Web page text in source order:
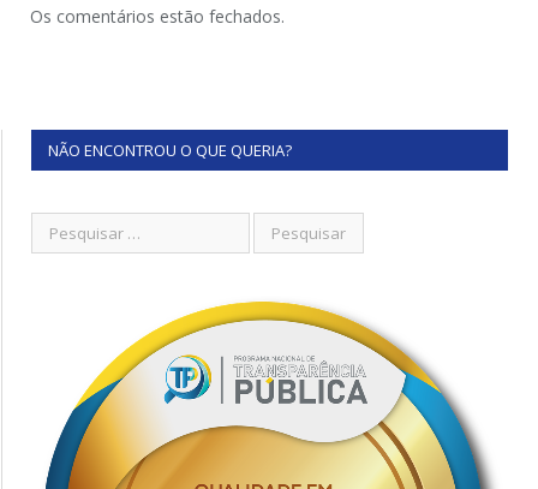
Os comentários estão fechados.
NÃO ENCONTROU O QUE QUERIA?